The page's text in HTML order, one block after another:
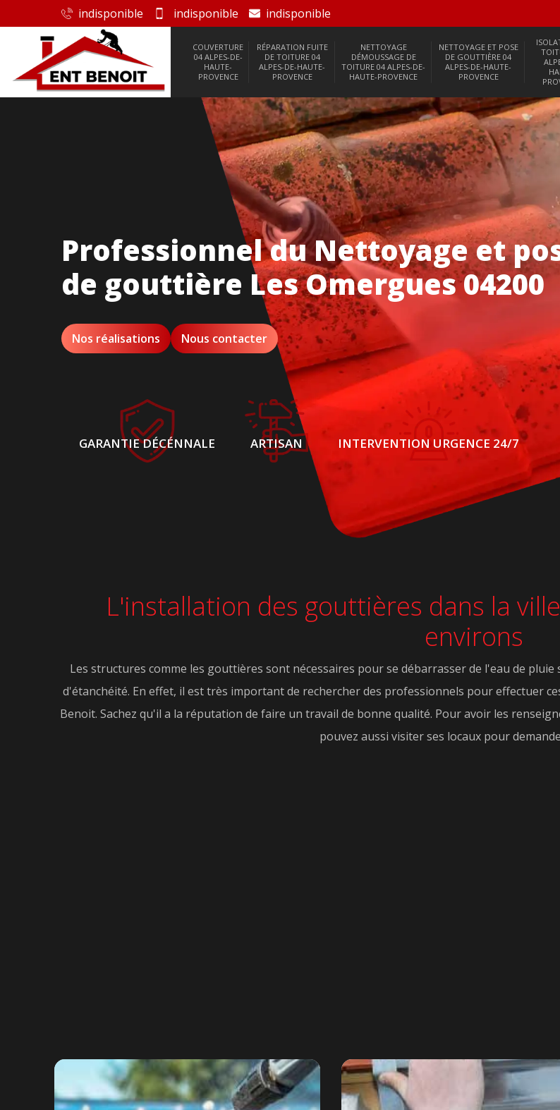
indisponible indisponible indisponible
COUVERTURE
04 ALPES-DE-
HAUTE-
PROVENCE
RÉPARATION FUITE
DE TOITURE 04
ALPES-DE-HAUTE-
PROVENCE
NETTOYAGE
DÉMOUSSAGE DE
TOITURE 04 ALPES-DE-
HAUTE-PROVENCE
NETTOYAGE ET POSE
DE GOUTTIÈRE 04
ALPES-DE-HAUTE-
PROVENCE
Professionnel du Nettoyage et
de gouttière Les Omergues 04200
Nos réalisations Nous contacter
GARANTIE DÉCÉNNALE ARTISAN INTERVENTION URGENCE 24/7
L'installation des gouttières dans la
environs
Les structures comme les gouttières sont nécessaires pour se débarrasser de l'eau de
d'étanchéité. En effet, il est très important de rechercher des professionnels pour effectuer
Benoit. Sachez qu'il a la réputation de faire un travail de bonne qualité. Pour avoir les
pouvez aussi visiter ses locaux pour